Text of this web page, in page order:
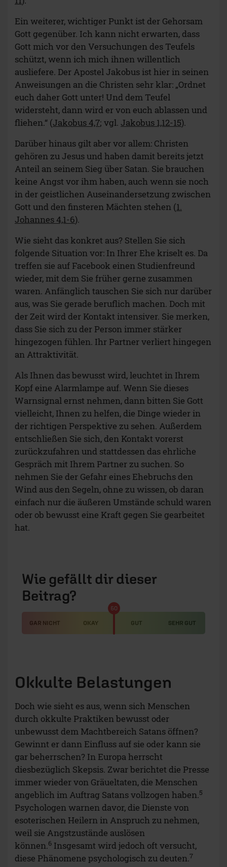
Ein weiterer, wichtiger Punkt ist der Gehorsam
Gott gegenüber. Ich kann nicht erwarten, dass
Gott mich vor den Versuchungen des Teufels
schützt, wenn ich mich ihnen willentlich
ausliefere. Der Apostel Jakobus ist hier in seinen
Anweisungen an die Christen sehr klar: „Ordnet
euch daher Gott unter! Und dem Teufel
widersteht, dann wird er von euch ablassen und
fliehen.“ (Jakobus 4,7; vgl. Jakobus 1,12-15).
Darüber hinaus gilt aber vor allem: Christen
gehören zu Jesus und haben damit bereits jetzt
Anteil an seinem Sieg über Satan. Sie brauchen
keine Angst vor ihm haben, auch wenn sie noch
in der geistlichen Auseinandersetzung zwischen
Gott und den finsteren Mächten stehen (1.
Johannes 4,1-6).
Wie sieht das konkret aus? Stellen Sie sich
folgende Situation vor: In Ihrer Ehe kriselt es. Da
treffen sie auf Facebook einen Studienfreund
wieder, mit dem Sie früher gerne zusammen
waren. Anfänglich tauschen Sie sich nur darüber
aus, was Sie gerade beruflich machen. Doch mit
der Zeit wird der Kontakt intensiver. Sie merken,
dass Sie sich zu der Person immer stärker
hingezogen fühlen. Ihr Partner verliert hingegen
an Attraktivität.
Als Ihnen das bewusst wird, leuchtet in Ihrem
Kopf eine Alarmlampe auf. Wenn Sie dieses
Warnsignal ernst nehmen, dann bitten Sie Gott
vielleicht, Ihnen zu helfen, die Dinge wieder in
der richtigen Perspektive zu sehen. Außerdem
entschließen Sie sich, den Kontakt vorerst
zurückzufahren und stattdessen das ehrliche
Gespräch mit Ihrem Partner zu suchen. So
nehmen Sie der Gefahr eines Ehebruchs den
Wind aus den Segeln, ohne zu wissen, ob daran
einfach nur die äußeren Umstände schuld waren
oder ob bewusst eine Kraft gegen Sie gearbeitet
hat.
Wie gefällt dir dieser
Beitrag?
GAR NICHT OKAY GUT SEHR GUT
50
Okkulte Belastungen
Doch wie sieht es aus, wenn sich Menschen
durch okkulte Praktiken bewusst oder
unbewusst dem Machtbereich Satans öffnen?
Gewinnt er dann Einfluss auf sie oder kann sie
gar beherrschen? In Europa herrscht
diesbezüglich Skepsis. Zwar berichtet die Presse
immer wieder von Gräueltaten, die Menschen
angeblich im Auftrag Satans vollzogen haben.5
Psychologen warnen davor, die Dienste von
esoterischen Heilern in Anspruch zu nehmen,
weil sie Angstzustände auslösen
können.6 Insgesamt wird jedoch oft versucht,
diese Phänomene psychologisch zu deuten.7